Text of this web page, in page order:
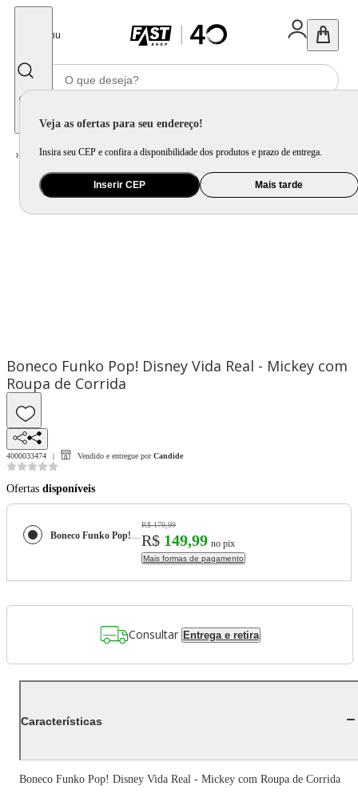
Menu
Veja as ofertas para seu endereço!
Insira seu CEP e confira a disponibilidade dos produtos e prazo de entrega.
Inserir CEP Mais tarde
Home Brinquedo e Colecionável / Para Colecionar
Boneco Funko Pop! Disney Vida Real - Mickey com
Roupa de Corrida
4000033474 Vendido e entregue por Candide
Ofertas disponíveis
Boneco Funko Pop! Disney Vida Real - Mickey com Roupa de Corrida
R$ 179,99
R$ 149,99 no pix
Mais formas de pagamento
Consultar Entrega e retira
Características
Boneco Funko Pop! Disney Vida Real - Mickey com Roupa de Corrida